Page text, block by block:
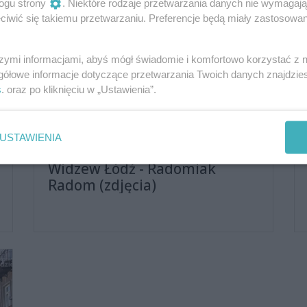
Liczba zdjęć
137 zdjęć
Widzew Łódź - Radomiak
Radom (zdjęcia)
strony
. Niektóre rodzaje przetwarzania danych nie
się takiemu przetwarzaniu. Preferencje będą miały
informacjami, abyś mógł świadomie i komfortowo korzystać z
informacje dotyczące przetwarzania Twoich danych
. oraz po kliknięciu w „Ustawienia”.
USTAWIENIA